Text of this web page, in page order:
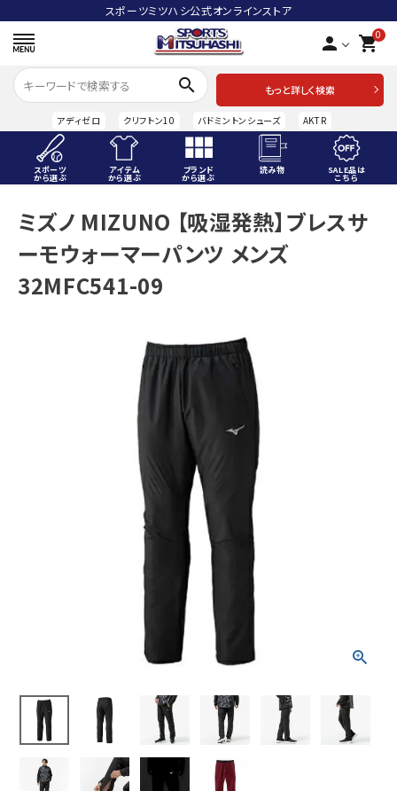
スポーツミツハシ公式オンラインストア
person 0
shopping_cart
search
もっと詳しく検索
アディゼロ クリフトン10 バドミントンシューズ AKTR
スポーツ
から選ぶ
アイテム
から選ぶ
ブランド
から選ぶ
読み物 SALE品は
こちら
ACCOUNT MENU
ようこそ ゲスト 様
meeting_room ログイン person
ミズノ MIZUNO 【吸湿発熱】ブレスサ
ーモウォーマーパンツ メンズ
32MFC541-09